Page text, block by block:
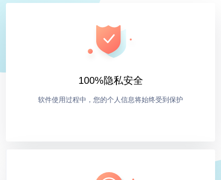
100%隐私安全
软件使用过程中，您的个人信息将始终受到保护